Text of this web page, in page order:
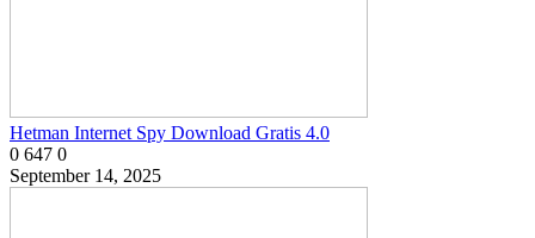
Hetman Internet Spy Download Gratis 4.0
0 647 0
September 14, 2025